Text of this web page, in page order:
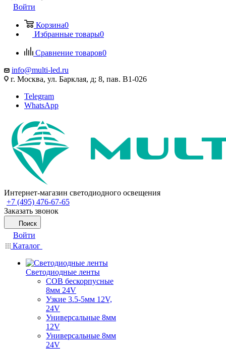
Войти
Корзина0
Избранные товары0
Сравнение товаров0
info@multi-led.ru
г. Москва, ул. Барклая, д; 8, пав. B1-026
Telegram
WhatsApp
Интернет-магазин светодиодного освещения
+7 (495) 476-67-65
Заказать звонок
Поиск
Войти
Каталог
Светодиодные ленты
COB бескорпусные
8мм 24V
Узкие 3.5-5мм 12V,
24V
Универсальные 8мм
12V
Универсальные 8мм
24V